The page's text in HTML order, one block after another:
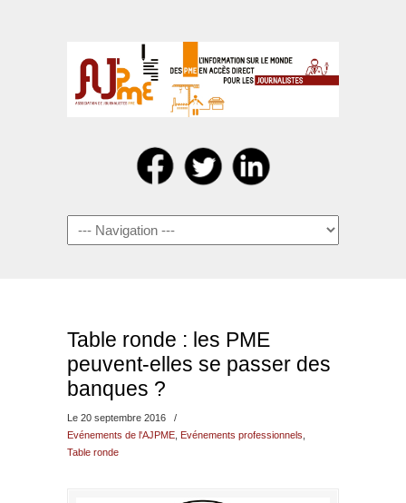
Navigation
Table ronde : les PME
peuvent-elles se passer des
banques ?
Le 20 septembre 2016
/
Evénements de l'AJPME Evénements professionnels
Table ronde